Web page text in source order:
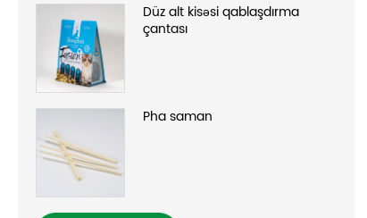
Düz alt kisəsi qablaşdırma
çantası
Pha saman